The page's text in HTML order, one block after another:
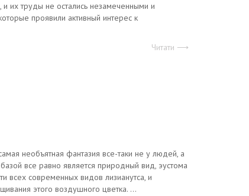
и их труды не остались незамеченными и
проявили активный интерес к
Читати ⟶
необъятная фантазия все-таки не у людей, а
все равно является природный вид, эустома
всех современных видов лизианутса, и
этого воздушного цветка. ...